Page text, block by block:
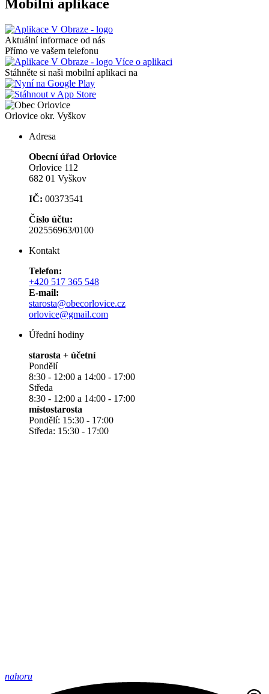
Mobilní aplikace
Aktuální informace od nás
Přímo ve vašem telefonu
Více o aplikaci
Stáhněte si naši mobilní aplikaci na
Orlovice okr. Vyškov
Adresa
Obecní úřad Orlovice
Orlovice 112
682 01 Vyškov
IČ: 00373541
Číslo účtu:
202556963/0100
Kontakt
Telefon:
+420 517 365 548
E-mail:
starosta@obecorlovice.cz
orlovice@gmail.com
Úřední hodiny
starosta + účetní
Pondělí
8:30 - 12:00 a 14:00 - 17:00
Středa
8:30 - 12:00 a 14:00 - 17:00
místostarosta
Pondělí: 15:30 - 17:00
Středa: 15:30 - 17:00
nahoru